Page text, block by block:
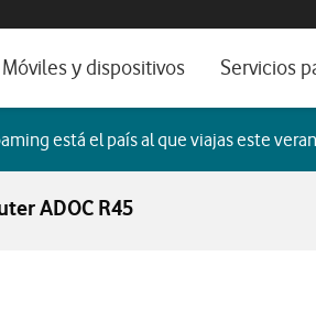
Móviles y dispositivos
Catálogo de móviles
Ordenadores
Ver todos
Servicios
Servicios
Por ser
está el país al que viajas este
ADOC R45